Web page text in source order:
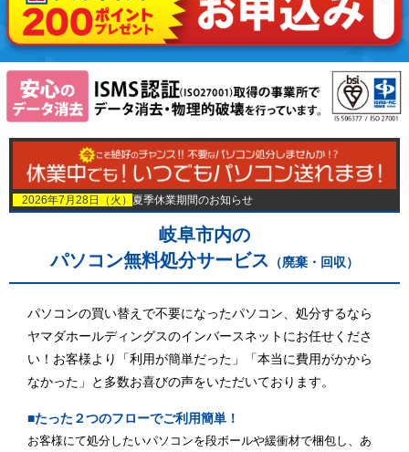
2026年7月28日（火） 夏季休業期間のお知らせ
岐阜市内の
パソコン無料処分サービス （廃棄・回収）
パソコンの買い替えで不要になったパソコン、処分するなら
ヤマダホールディングスのインバースネットにお任せくださ
い！お客様より「利用が簡単だった」「本当に費用がかから
なかった」と多数お喜びの声をいただいております。
■たった２つのフローでご利用簡単！
お客様にて処分したいパソコンを段ボールや緩衝材で梱包し、あ